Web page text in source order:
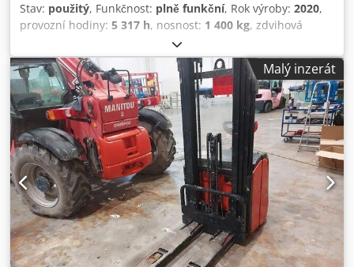
Stav: použitý, Funkčnost: plně funkční, Rok výroby: 2020,
provozní hodiny: 5 317 h, nosnost: 1 400 kg, zdvihová
, volný zdvih:1 795 mm
elektrický, typ stožáru:triplex, stavební výška:2 315 mm,
typ pohonu:Elektro, Zakladač plošiny řidiče Typ stěžně:
Triplex Technický stav: dobrý Napětí baterie: 24V
Cedpfezqh Uhsx Ahyorf
Malý inzerát